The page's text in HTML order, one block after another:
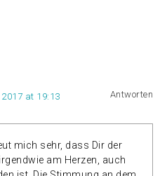
at 19:13 Antworten
mich sehr, dass Dir der
am Herzen, auch